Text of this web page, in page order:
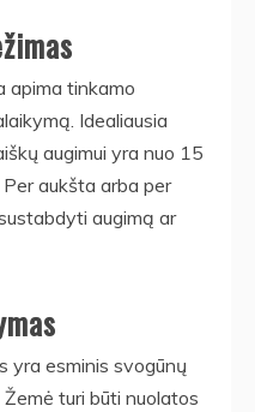
apima tinkamo
Idealiausia
augimui yra nuo 15
aukšta arba per
augimą ar
yra esminis svogūnų
turi būti nuolatos